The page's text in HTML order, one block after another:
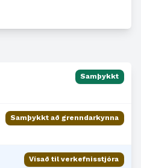
Samþykkt
Samþykkt að grenndarkynna
Vísað til verkefnisstjóra